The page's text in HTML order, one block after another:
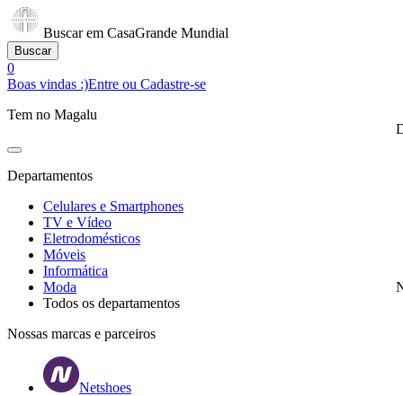
Buscar em CasaGrande Mundial
Buscar
0
Boas vindas :)Entre ou Cadastre-se
Tem no Magalu
Departamentos
Celulares e Smartphones
TV e Vídeo
Eletrodomésticos
Móveis
Informática
Moda
Todos os departamentos
Nossas marcas e parceiros
Netshoes